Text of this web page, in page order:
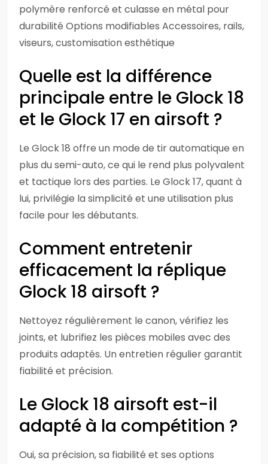
polymère renforcé et culasse en métal pour
durabilité Options modifiables Accessoires, rails,
viseurs, customisation esthétique
Quelle est la différence
principale entre le Glock 18
et le Glock 17 en airsoft ?
Le Glock 18 offre un mode de tir automatique en
plus du semi-auto, ce qui le rend plus polyvalent
et tactique lors des parties. Le Glock 17, quant à
lui, privilégie la simplicité et une utilisation plus
facile pour les débutants.
Comment entretenir
efficacement la réplique
Glock 18 airsoft ?
Nettoyez régulièrement le canon, vérifiez les
joints, et lubrifiez les pièces mobiles avec des
produits adaptés. Un entretien régulier garantit
fiabilité et précision.
Le Glock 18 airsoft est-il
adapté à la compétition ?
Oui, sa précision, sa fiabilité et ses options